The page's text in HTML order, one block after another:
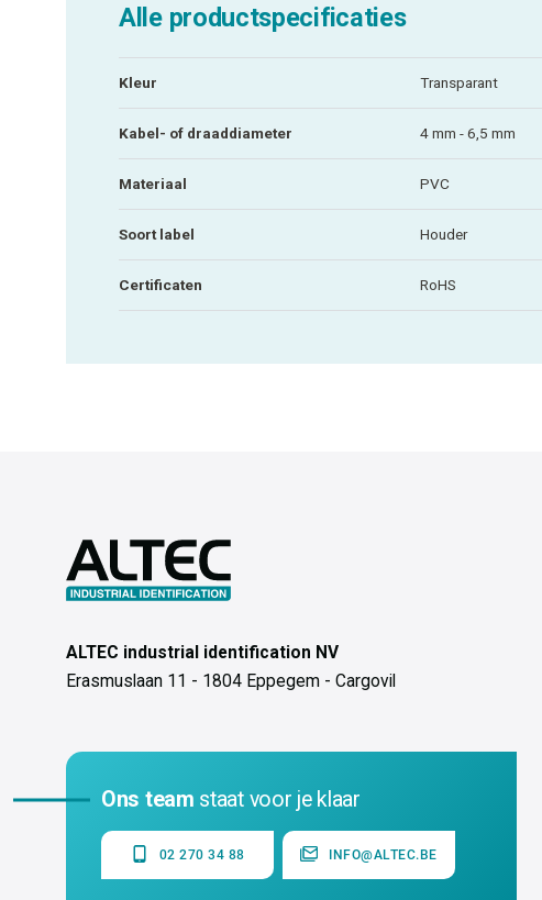
Alle productspecificaties
Kleur Transparant
Kabel- of draaddiameter 4 mm - 6,5 mm
Materiaal PVC
Soort label Houder
Certificaten RoHS
ALTEC industrial identification NV
Erasmuslaan 11 - 1804 Eppegem - Cargovil
Ons team staat voor je klaar
02 270 34 88 INFO@ALTEC.BE